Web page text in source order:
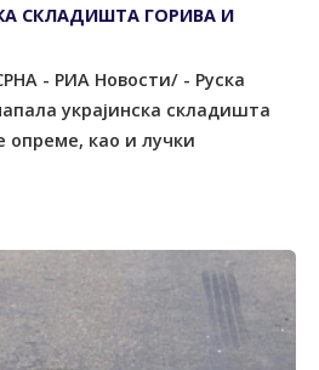
СКЛАДИШТА ГОРИВА И
- РИА Новости/ - Руска
украјинска складишта
опреме, као и лучки